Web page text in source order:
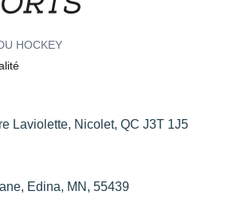
HOCKEY
Laviolette, Nicolet, QC J3T 1J5
Edina, MN, 55439